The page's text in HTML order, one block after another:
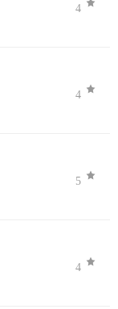
4
4
5
4